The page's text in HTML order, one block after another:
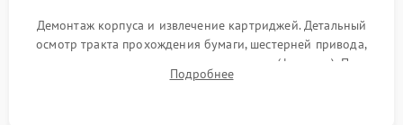
Демонтаж корпуса и извлечение картриджей. Детальный
осмотр тракта прохождения бумаги, шестерней привода,
роликов захвата и узла термозакрепления (фьюзера). Поиск
физического износа и повреждений деталей.
Подробнее